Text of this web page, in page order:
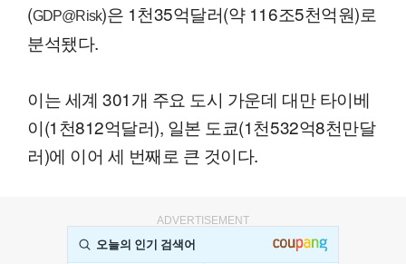
(GDP@Risk)은 1천35억달러(약 116조5천억원)로
분석됐다.
이는 세계 301개 주요 도시 가운데 대만 타이베
이(1천812억달러), 일본 도쿄(1천532억8천만달
러)에 이어 세 번째로 큰 것이다.
ADVERTISEMENT